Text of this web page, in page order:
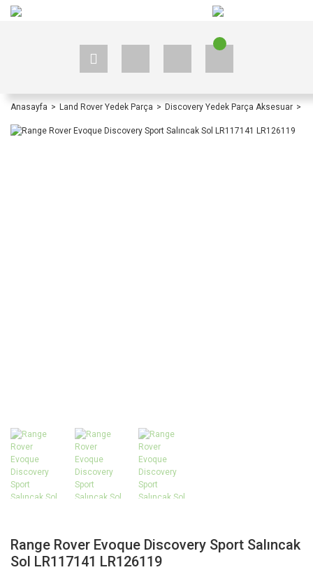
Anasayfa Land Rover Yedek Parça Discovery Yedek Parça Aksesuar
Range Rover Evoque Discovery Sport Salıncak
Sol LR117141 LR126119